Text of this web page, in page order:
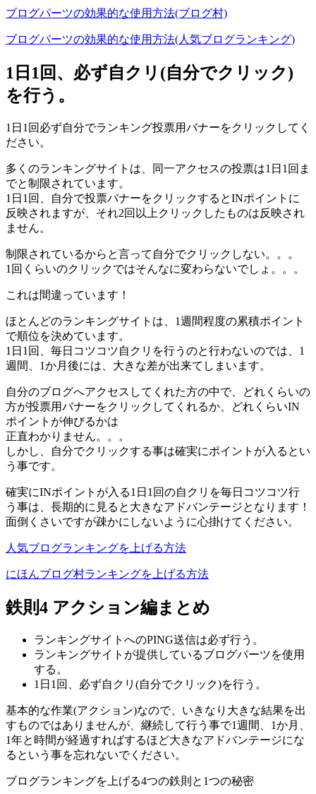
ブログパーツの効果的な使用方法(ブログ村)
ブログパーツの効果的な使用方法(人気ブログランキング)
1日1回、必ず自クリ(自分でクリック)
を行う。
1日1回必ず自分でランキング投票用バナーをクリックしてく
ださい。
多くのランキングサイトは、同一アクセスの投票は1日1回ま
でと制限されています。
1日1回、自分で投票バナーをクリックするとINポイントに
反映されますが、それ2回以上クリックしたものは反映され
ません。
制限されているからと言って自分でクリックしない。。。
1回くらいのクリックではそんなに変わらないでしょ。。。
これは間違っています！
ほとんどのランキングサイトは、1週間程度の累積ポイント
で順位を決めています。
1日1回、毎日コツコツ自クリを行うのと行わないのでは、1
週間、1か月後には、大きな差が出来てしまいます。
自分のブログへアクセスしてくれた方の中で、どれくらいの
方が投票用バナーをクリックしてくれるか、どれくらいIN
ポイントが伸びるかは
正直わかりません。。。
しかし、自分でクリックする事は確実にポイントが入る とい
う事です。
確実にINポイントが入る1日1回の自クリを毎日コツコツ行
う事は、長期的に見ると大きなアドバンテージとなります！
面倒くさいですが疎かにしないように心掛けてください。
人気ブログランキングを上げる方法
にほんブログ村ランキングを上げる方法
鉄則4 アクション編まとめ
ランキングサイトへのPING送信は必ず行う。
ランキングサイトが提供しているブログパーツを使用
する。
1日1回、必ず自クリ(自分でクリック)を行う。
基本的な作業(アクション)なので、いきなり大きな結果を出
すものではありませんが、継続して行う事で1週間、1か月、
1年と時間が経過すればするほど大きなアドバンテージにな
るという事を忘れないでください。
ブログランキングを上げる4つの鉄則と1つの秘密